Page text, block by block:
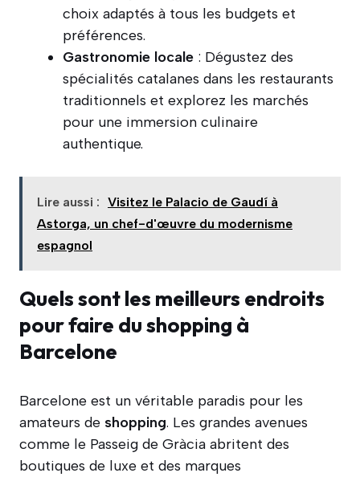
choix adaptés à tous les budgets et
préférences.
Gastronomie locale : Dégustez des
spécialités catalanes dans les restaurants
traditionnels et explorez les marchés
pour une immersion culinaire
authentique.
Lire aussi : Visitez le Palacio de Gaudí à
Astorga, un chef-d'œuvre du modernisme
espagnol
Quels sont les meilleurs endroits
pour faire du shopping à
Barcelone
Barcelone est un véritable paradis pour les
amateurs de shopping. Les grandes avenues
comme le Passeig de Gràcia abritent des
boutiques de luxe et des marques